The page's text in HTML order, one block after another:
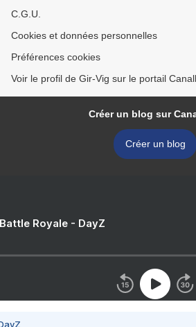
C.G.U.
Cookies et données personnelles
Préférences cookies
Voir le profil de Gir-Vig sur le portail
Créer un blog sur
Créer un blog
Royale - DayZ